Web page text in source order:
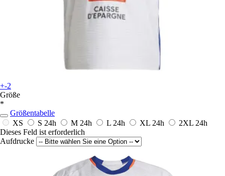
+-2
Größe
*
Größentabelle
XS
S 24h M 24h L 24h XL 24h 2XL 24h
Dieses Feld ist erforderlich
Aufdrucke